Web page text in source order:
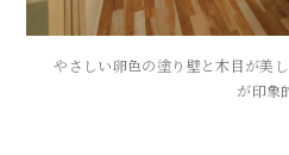
やさしい卵色の塗り壁と木目が美
が印象